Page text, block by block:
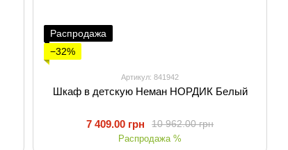
Распродажа
−32%
Артикул: 841942
Шкаф в детскую Неман НОРДИК Белый
10 962.00 грн
7 409.00 грн
Распродажа %